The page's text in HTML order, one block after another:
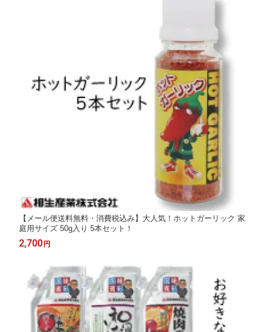
【メール便送料無料・消費税込み】大人気！ホットガーリック 家
庭用サイズ 50g入り 5本セット！
2,700 円